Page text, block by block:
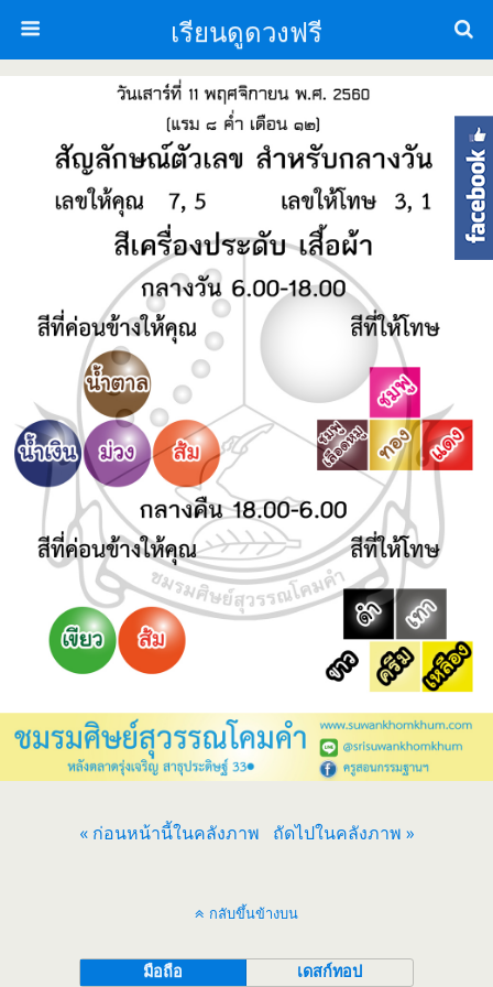
เรียนดูดวงฟรี
« ก่อนหน้านี้ในคลังภาพ ถัดไปในคลังภาพ »
กลับขึ้นข้างบน
มือถือ เดสก์ทอป